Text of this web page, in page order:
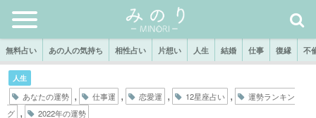
無料占い あの人の気持ち 相性占い 片想い 人生 結婚 仕事 復縁 不
人生
あなたの運勢 , 仕事運 , 恋愛運 , 12星座占い ,
運勢ランキン
グ , 2022年の運勢